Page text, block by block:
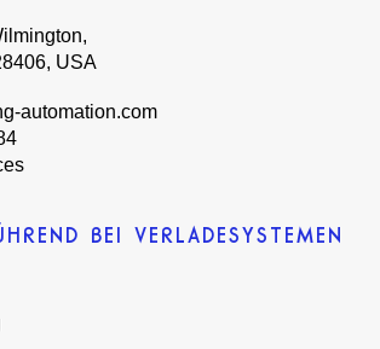
USA
automation.com
BEI VERLADESYSTEMEN